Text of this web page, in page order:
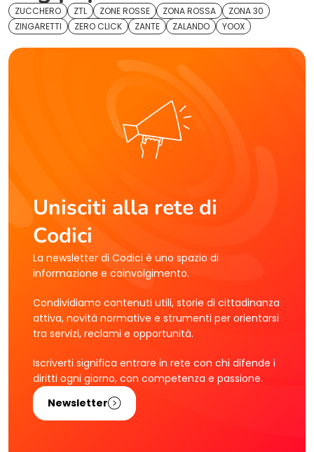
ZUCCHERO ZTL ZONE ROSSE ZONA ROSSA
ZONA 30
ZINGARETTI
ZERO CLICK ZANTE ZALANDO YOOX
Unisciti alla rete di
Codici
La newsletter di Codici è uno spazio di
informazione e coinvolgimento.
Condividiamo contenuti utili, storie di cittadinanza
attiva, novità normative e strumenti per orientarsi
tra servizi, reclami e opportunità.
Iscriverti significa entrare in rete con chi difende i
diritti ogni giorno, con competenza e passione.
Newsletter